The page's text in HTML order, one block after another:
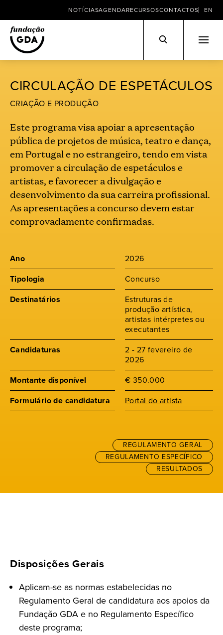
content
NOTÍCIASAGENDARECURSOSCONTACTOS EN
CIRCULAÇÃO DE ESPETÁCULOS
CRIAÇÃO E PRODUÇÃO
Este programa visa apoiar a apresentação
pública de projetos de música, teatro e dança,
em Portugal e no estrangeiro, tendo em vista
promover a circulação de espetáculos e
artistas, e favorecer a divulgação e
desenvolvimento da sua carreira profissional.
As apresentações a concurso devem estar
comprovadamente confirmadas.
REGULAMENTO GERAL
REGULAMENTO ESPECÍFICO
RESULTADOS
Ano
2026
Tipologia
Concurso
Destinatários
Estruturas de
produção artística,
artistas intérpretes ou
executantes
Candidaturas
2 - 27 fevereiro de
2026
Montante disponível
€ 350.000
Formulário de candidatura
Portal do artista
Disposições Gerais
Aplicam-se as normas estabelecidas no
Regulamento Geral de candidatura aos apoios da
Fundação GDA e no Regulamento Específico
deste programa;